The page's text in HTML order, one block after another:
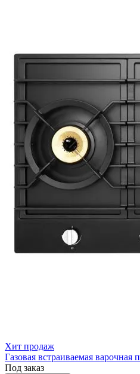
Хит продаж
Газовая встраиваемая
Под заказ